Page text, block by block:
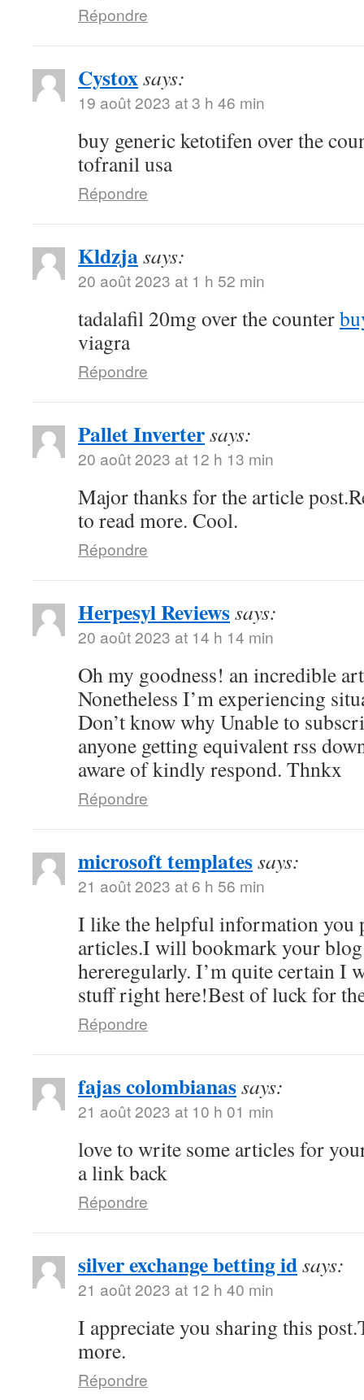
Répondre
Cystoxsays:
19 août 2023 at 3 h 46 min
buy generic ketotifen over the
tofranil usa
Répondre
Kldzjasays:
20 août 2023 at 1 h 52 min
tadalafil 20mg over the counter
viagra
Répondre
Pallet Invertersays:
20 août 2023 at 12 h 13 min
Major thanks for the article
to read more. Cool.
Répondre
Herpesyl Reviewssays:
20 août 2023 at 14 h 14 min
Oh my goodness! an incredible
Nonetheless I’m experiencing
Don’t know why Unable to
anyone getting equivalent rss
aware of kindly respond. Thnkx
Répondre
microsoft templatessays:
21 août 2023 at 6 h 56 min
I like the helpful information you
articles.I will bookmark your blog
hereregularly. I’m quite certain I
stuff right here!Best of luck for
Répondre
fajas colombianassays:
21 août 2023 at 10 h 01 min
love to write some articles for
a link back
Répondre
silver exchange betting idsays:
21 août 2023 at 12 h 40 min
I appreciate you sharing this
more.
Répondre